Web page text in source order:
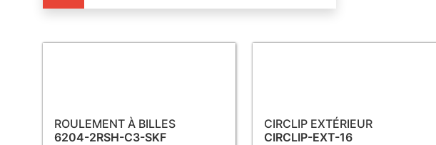
ROULEMENT À BILLES
6204-2RSH-C3-SKF
CIRCLIP EXTÉRIEUR
CIRCLIP-EXT-16